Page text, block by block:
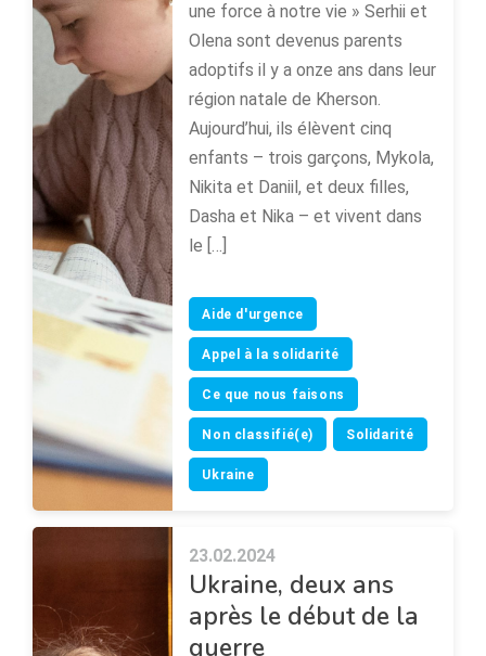
une force à notre vie » Serhii et
Olena sont devenus parents
adoptifs il y a onze ans dans leur
région natale de Kherson.
Aujourd’hui, ils élèvent cinq
enfants – trois garçons, Mykola,
Nikita et Daniil, et deux filles,
Dasha et Nika – et vivent dans
le […]
Aide d'urgence
Appel à la solidarité
Ce que nous faisons
Non classifié(e) Solidarité
Ukraine
23.02.2024
Ukraine, deux ans
après le début de la
guerre